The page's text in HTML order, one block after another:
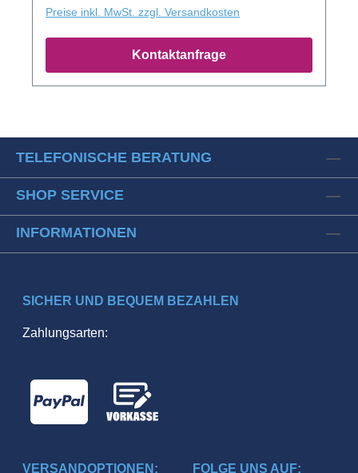
Preise inkl. MwSt. zzgl. Versandkosten
Kontaktanfrage
TELEFONISCHE BERATUNG
SHOP SERVICE
INFORMATIONEN
SICHER UND BEQUEM BEZAHLEN
Zahlungsarten:
VERSANDOPTIONEN: FOLGE UNS AUF: